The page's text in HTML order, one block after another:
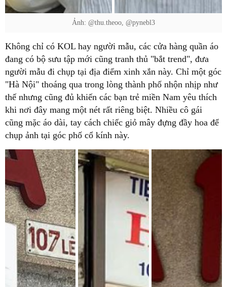
Ảnh: @thu.theoo, @pynebl3
Không chỉ có KOL hay người mẫu, các cửa hàng quần áo
đang có bộ sưu tập mới cũng tranh thủ "bắt trend", đưa
người mẫu đi chụp tại địa điểm xinh xắn này. Chỉ một góc
"Hà Nội" thoáng qua trong lòng thành phố nhộn nhịp như
thế nhưng cũng đủ khiến các bạn trẻ miền Nam yêu thích
khi nơi đây mang một nét rất riêng biệt. Nhiều cô gái
cũng mặc áo dài, tay cách chiếc giỏ mây đựng đầy hoa để
chụp ảnh tại góc phố cổ kính này.